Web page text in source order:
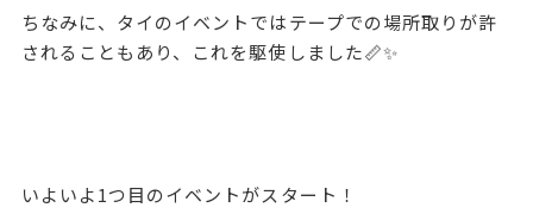
ちなみに、タイのイベントではテープでの場所取りが許
されることもあり、これを駆使しました📏✨
いよいよ1つ目のイベントがスタート！